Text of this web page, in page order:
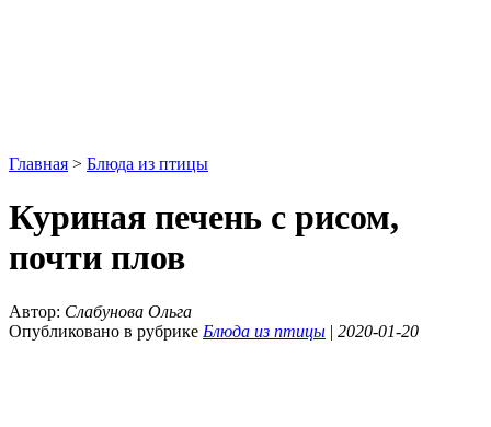
Главная > Блюда из птицы
Куриная печень с рисом,
почти плов
Автор: Слабунова Ольга
Опубликовано в рубрике Блюда из птицы | 2020-01-20